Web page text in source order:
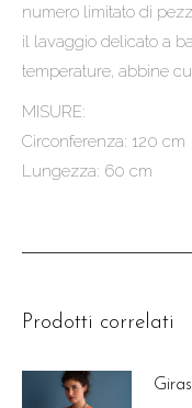
numero limitato di
il lavaggio delicato a
temperature, abbine
MISURE:
Circonferenza: 120 cm
Lungezza: 60 cm
Prodotti correlati